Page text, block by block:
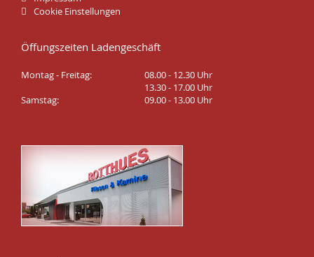
Cookie Einstellungen
Öffungszeiten Ladengeschäft
Montag - Freitag:
08.00 - 12.30 Uhr
13.30 - 17.00 Uhr
Samstag:
09.00 - 13.00 Uhr